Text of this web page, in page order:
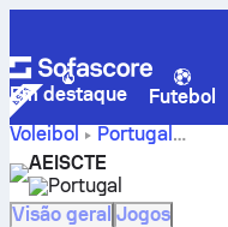
Em destaque Futebol
Voleibol
Portugal
Campeonato
AEISCTE – resultados
classificação
AEISCTE
Portugal
Visão geral Jogos